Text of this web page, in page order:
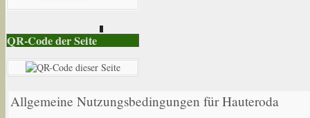
QR-Code der Seite
Allgemeine Nutzungsbedingungen für Hauteroda